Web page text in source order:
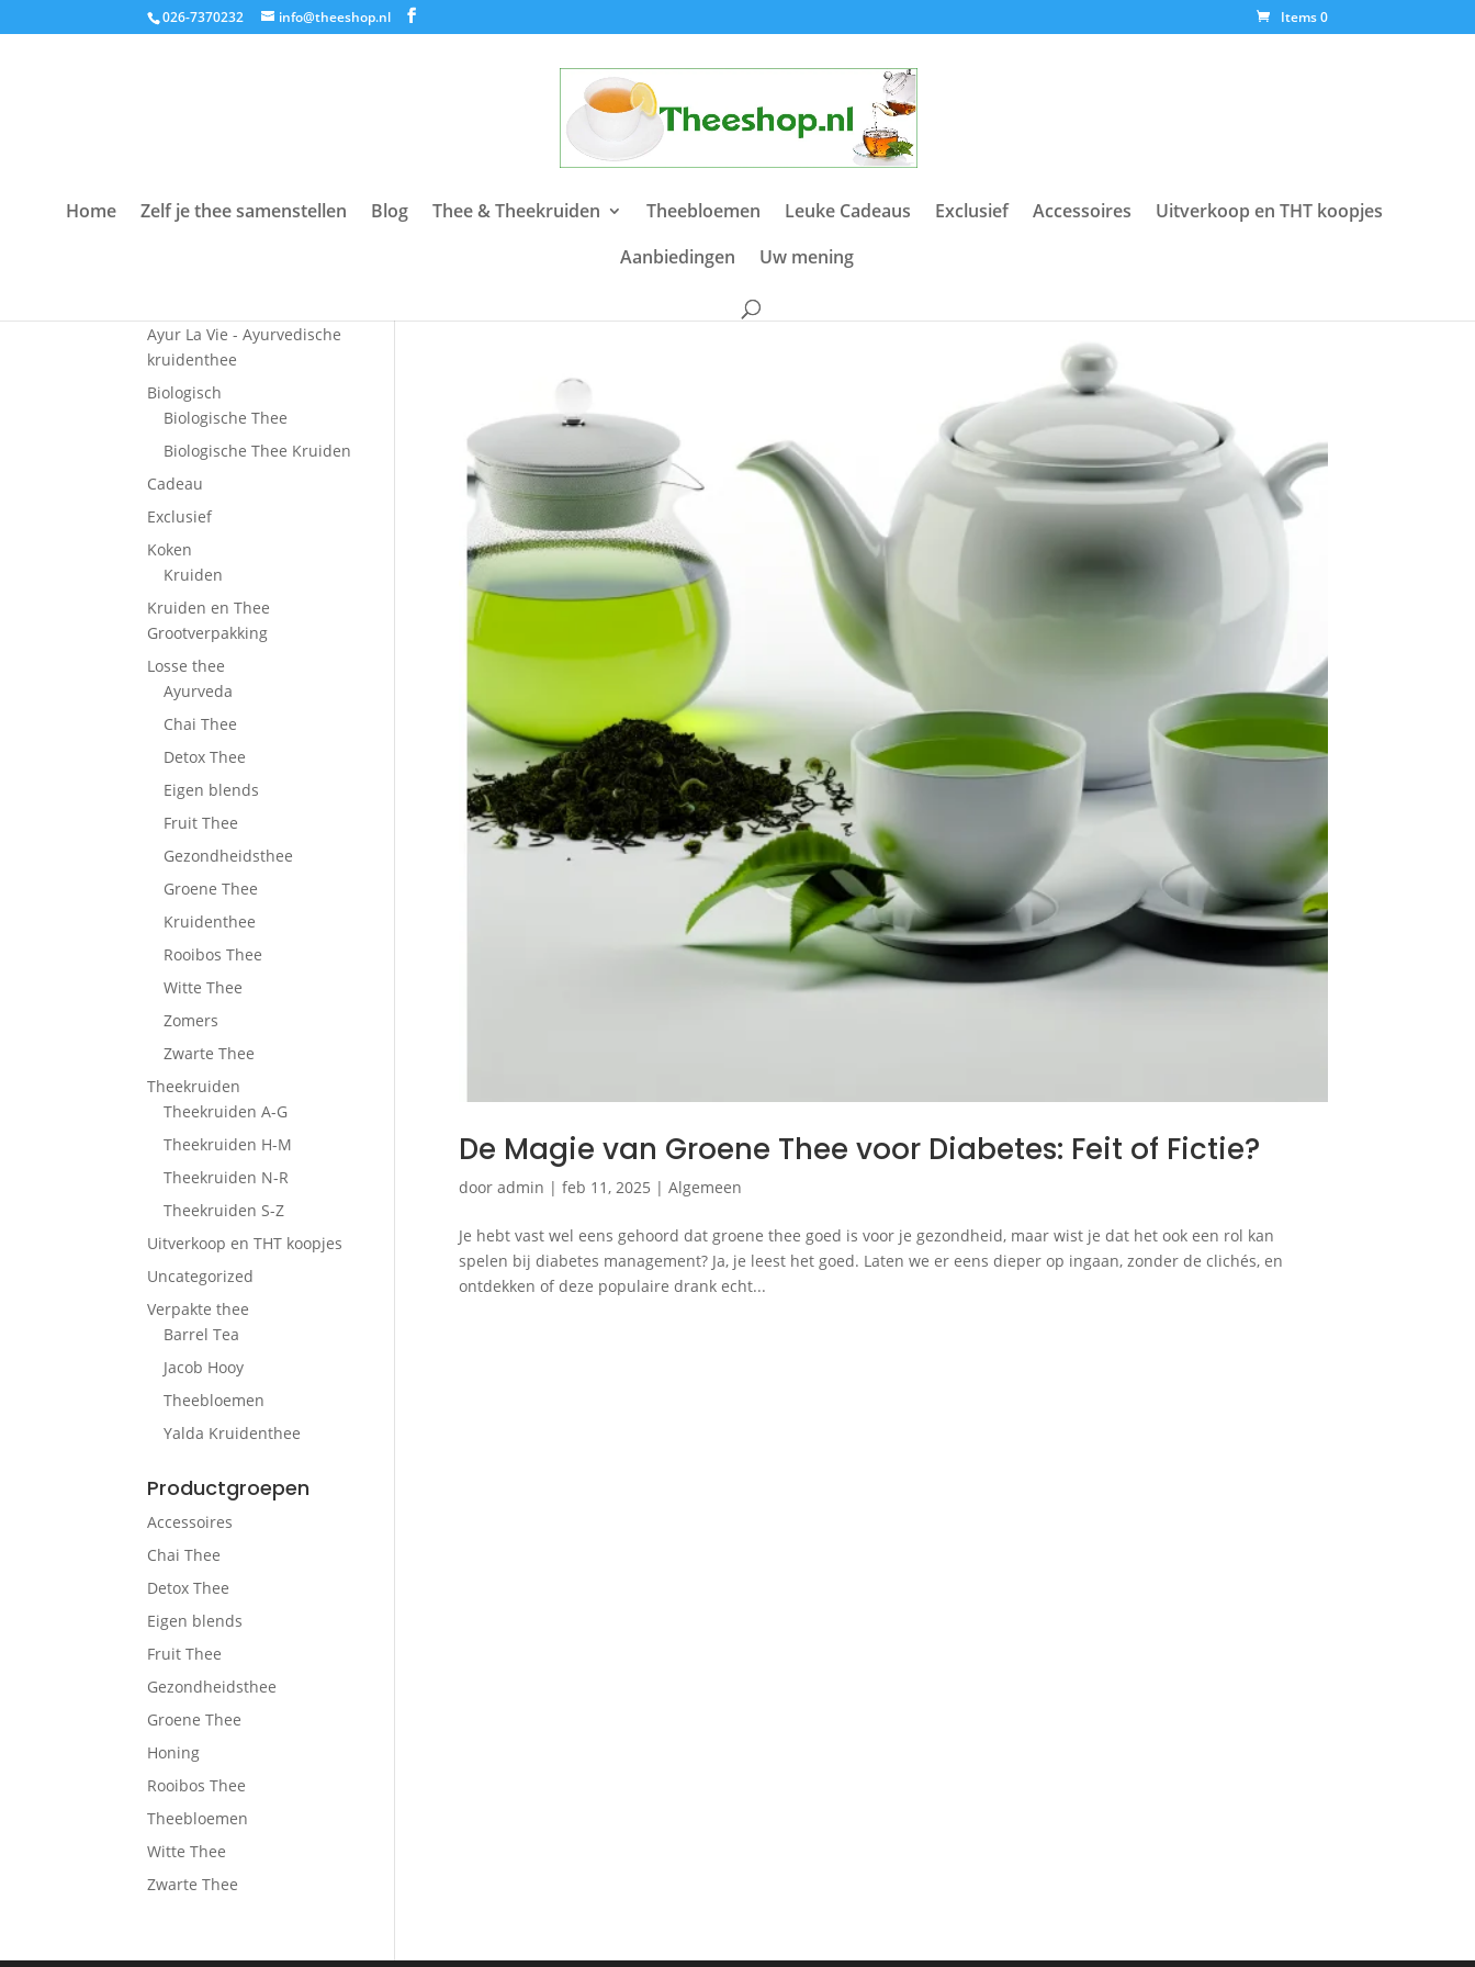
026-7370232 info@theeshop.nl Items 0
Home Zelf je thee samenstellen Blog Thee & Theekruiden Theebloemen Leuke Cadeaus Exclusief Accessoires
Uitverkoop en THT koopjes
Aanbiedingen
Uw mening
De Magie van Groene Thee voor Diabetes: Feit of Fictie?
door admin | feb 11, 2025 | Algemeen
Je hebt vast wel eens gehoord dat groene thee goed is voor je gezondheid, maar wist je dat het ook een rol kan
spelen bij diabetes management? Ja, je leest het goed. Laten we er eens dieper op ingaan, zonder de clichés, en
ontdekken of deze populaire drank echt...
Ayur La Vie - Ayurvedische
kruidenthee
Biologisch
Biologische Thee
Biologische Thee Kruiden
Cadeau
Exclusief
Koken
Kruiden
Kruiden en Thee
Grootverpakking
Losse thee
Ayurveda
Chai Thee
Detox Thee
Eigen blends
Fruit Thee
Gezondheidsthee
Groene Thee
Kruidenthee
Rooibos Thee
Witte Thee
Zomers
Zwarte Thee
Theekruiden
Theekruiden A-G
Theekruiden H-M
Theekruiden N-R
Theekruiden S-Z
Uitverkoop en THT koopjes
Uncategorized
Verpakte thee
Barrel Tea
Jacob Hooy
Theebloemen
Yalda Kruidenthee
Productgroepen
Accessoires
Chai Thee
Detox Thee
Eigen blends
Fruit Thee
Gezondheidsthee
Groene Thee
Honing
Rooibos Thee
Theebloemen
Witte Thee
Zwarte Thee